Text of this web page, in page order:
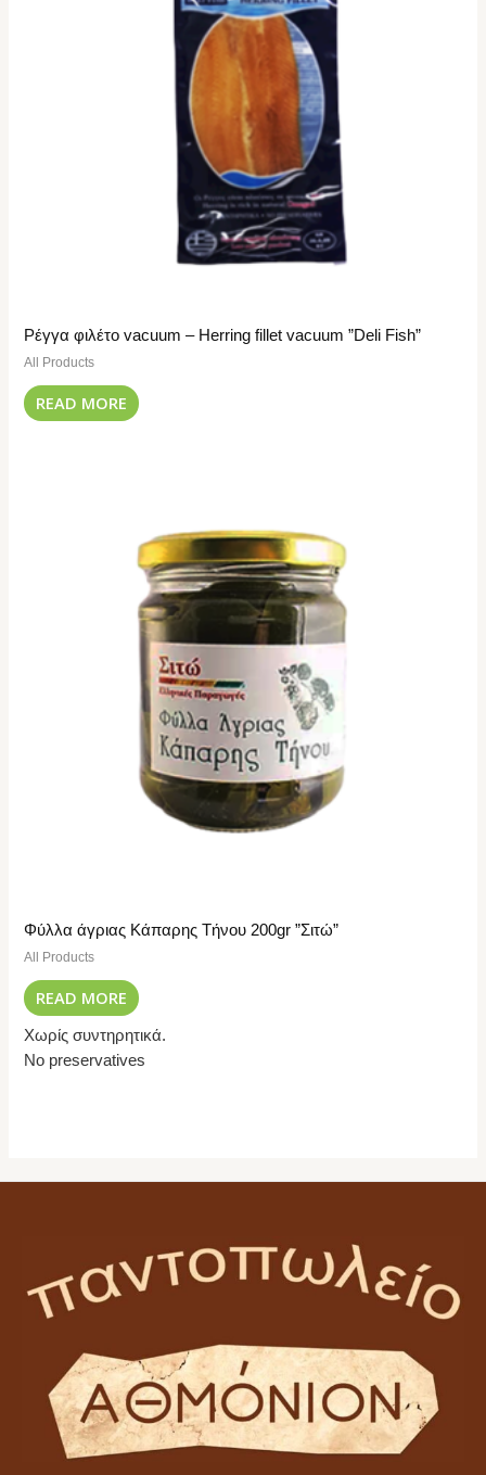
Ρέγγα φιλέτο vacuum – Herring fillet vacuum ”Deli Fish”
All Products
READ MORE
Φύλλα άγριας Κάπαρης Τήνου 200gr ”Σιτώ”
All Products
READ MORE
Χωρίς συντηρητικά.
No preservatives